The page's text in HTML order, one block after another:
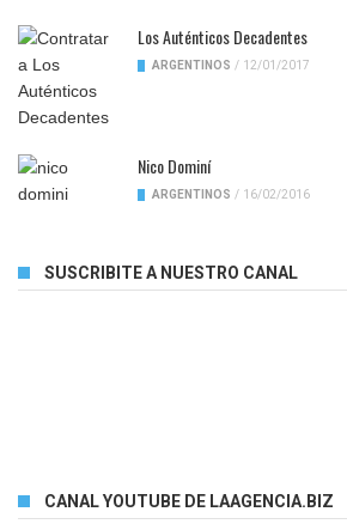
Los Auténticos Decadentes
ARGENTINOS / 12/01/2017
Nico Dominí
ARGENTINOS / 16/02/2016
SUSCRIBITE A NUESTRO CANAL
CANAL YOUTUBE DE LAAGENCIA.BIZ